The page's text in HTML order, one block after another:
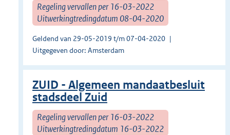
Regeling vervallen per 16-03-2022
Uitwerkingtredingdatum 08-04-2020
Geldend van 29-05-2019 t/m 07-04-2020
Uitgegeven door: Amsterdam
ZUID - Algemeen mandaatbesluit
stadsdeel Zuid
Regeling vervallen per 16-03-2022
Uitwerkingtredingdatum 16-03-2022